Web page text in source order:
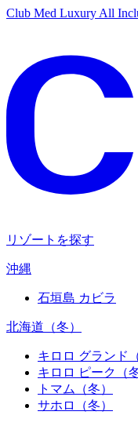
Club Med Luxury All
リゾートを探す
沖縄
石垣島 カビラ
北海道（冬）
キロロ グランド
キロロ ピーク（冬
トマム（冬）
サホロ（冬）